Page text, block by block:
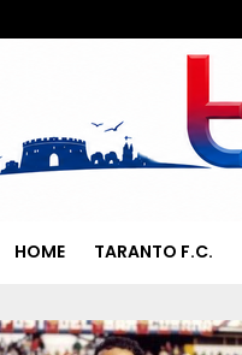
HOME TARANTO F.C.